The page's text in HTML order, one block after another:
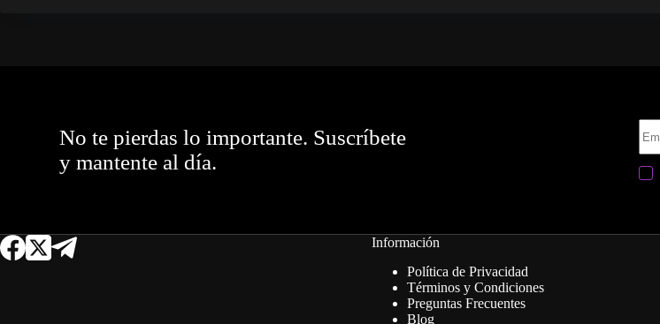
No te pierdas lo importante. Suscríbete
y mantente al día.
Información
Política de Privacidad
Términos y Condiciones
Preguntas Frecuentes
Blog